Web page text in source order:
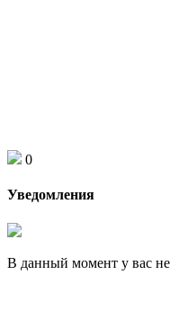
0
Уведомления
В данный момент у вас